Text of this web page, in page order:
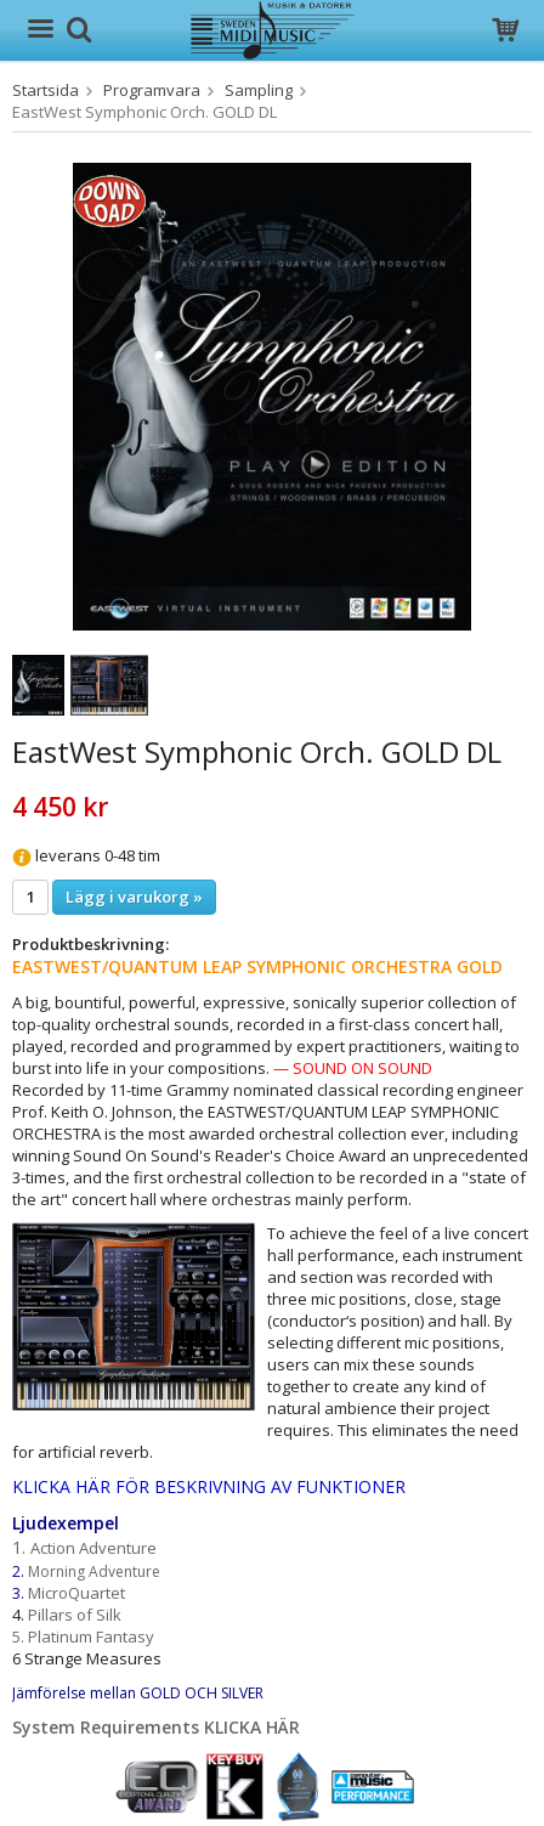
Produkten har blivit tillagd i varukorgen
Startsida Programvara
Sampling
EastWest Symphonic Orch. GOLD DL
EastWest Symphonic Orch. GOLD DL
4 450 kr
leverans 0-48 tim
Lägg i varukorg »
Produktbeskrivning:
EASTWEST/QUANTUM LEAP SYMPHONIC ORCHESTRA GOLD
A big, bountiful, powerful, expressive, sonically superior collection of
top-quality orchestral sounds, recorded in a first-class concert hall,
played, recorded and programmed by expert practitioners, waiting to
burst into life in your compositions. — SOUND ON SOUND
Recorded by 11-time Grammy nominated classical recording engineer
Prof. Keith O. Johnson, the EASTWEST/QUANTUM LEAP SYMPHONIC
ORCHESTRA is the most awarded orchestral collection ever, including
winning Sound On Sound's Reader's Choice Award an unprecedented
3-times, and the first orchestral collection to be recorded in a "state of
the art" concert hall where orchestras mainly perform.
To achieve the feel of a live concert
hall performance, each instrument
and section was recorded with
three mic positions, close, stage
(conductor‘s position) and hall. By
selecting different mic positions,
users can mix these sounds
together to create any kind of
natural ambience their project
requires. This eliminates the need
for artificial reverb.
KLICKA HÄR FÖR BESKRIVNING AV FUNKTIONER
Ljudexempel
1. Action Adventure
2. Morning Adventure
3. MicroQuartet
4. Pillars of Silk
5. Platinum Fantasy
6 Strange Measures
Jämförelse mellan GOLD OCH SILVER
System Requirements KLICKA HÄR